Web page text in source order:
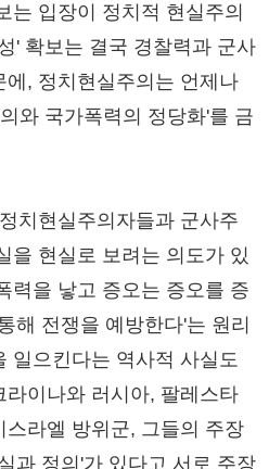
는 입장이 정치적 현실주의
' 확보는 결국 경찰력과 군사
에, 정치현실주의는 언제나
와 국가폭력의 정당화'를 금
치현실주의자들과 군사주
을 현실로 보려는 의도가 있
력을 낳고 증오는 증오를 증
해 전쟁을 예방한다'는 원리
일으킨다는 역사적 사실도
이나와 러시아, 팔레스타
스라엘 방위군, 그들의 주장
과 정의'가 있다고 서로 주장